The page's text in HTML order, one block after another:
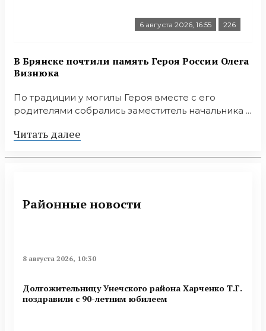
6 августа 2026, 16:55 226
В Брянске почтили память Героя России Олега
Визнюка
По традиции у могилы Героя вместе с его
родителями собрались заместитель начальника ...
Читать далее
Районные новости
8 августа 2026, 10:30
Долгожительницу Унечского района Харченко Т.Г.
поздравили с 90-летним юбилеем